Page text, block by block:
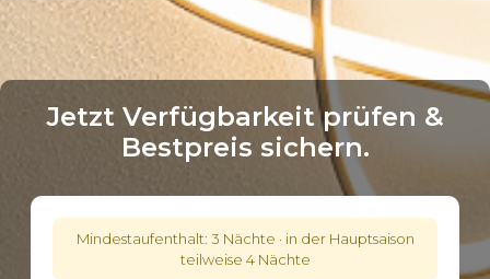
Jetzt Verfügbarkeit prüfen &
Bestpreis sichern.
Mindestaufenthalt: 3 Nächte · in der Hauptsaison
teilweise 4 Nächte